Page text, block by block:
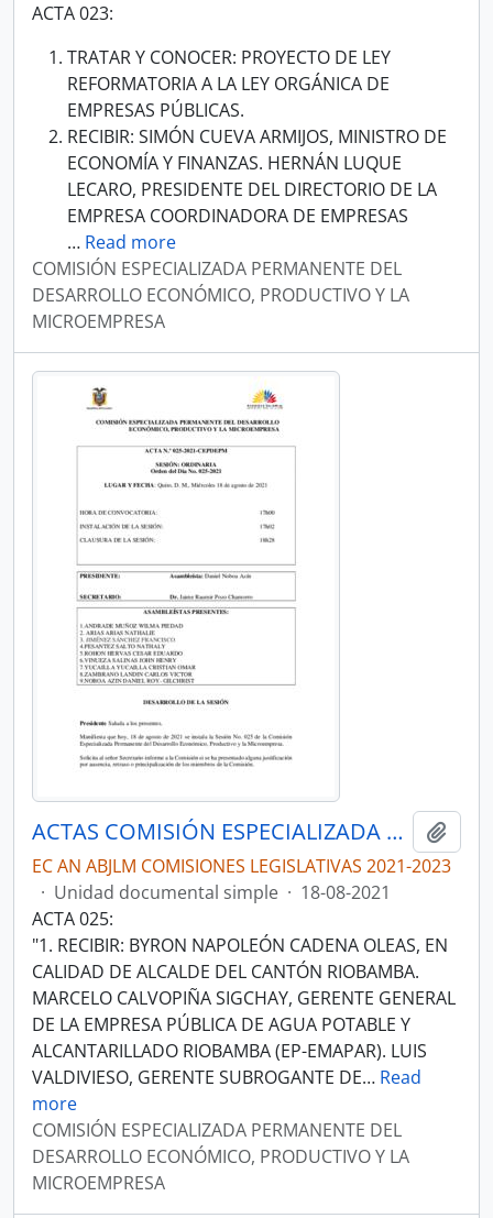
ACTA 023:
TRATAR Y CONOCER: PROYECTO DE LEY
REFORMATORIA A LA LEY ORGÁNICA DE
EMPRESAS PÚBLICAS.
RECIBIR: SIMÓN CUEVA ARMIJOS, MINISTRO DE
ECONOMÍA Y FINANZAS. HERNÁN LUQUE
LECARO, PRESIDENTE DEL DIRECTORIO DE LA
EMPRESA COORDINADORA DE EMPRESAS
… Read more
COMISIÓN ESPECIALIZADA PERMANENTE DEL
DESARROLLO ECONÓMICO, PRODUCTIVO Y LA
MICROEMPRESA
ACTAS COMISIÓN ESPECIALIZADA PERMANENTE DEL DESARROLLO ECONÓMICO, PRODUCTIVO Y LA MICROEMPRESA
EC AN ABJLM COMISIONES LEGISLATIVAS 2021-2023
· Unidad documental simple · 18-08-2021
ACTA 025:
"1. RECIBIR: BYRON NAPOLEÓN CADENA OLEAS, EN
CALIDAD DE ALCALDE DEL CANTÓN RIOBAMBA.
MARCELO CALVOPIÑA SIGCHAY, GERENTE GENERAL
DE LA EMPRESA PÚBLICA DE AGUA POTABLE Y
ALCANTARILLADO RIOBAMBA (EP-EMAPAR). LUIS
VALDIVIESO, GERENTE SUBROGANTE DE… Read
more
COMISIÓN ESPECIALIZADA PERMANENTE DEL
DESARROLLO ECONÓMICO, PRODUCTIVO Y LA
MICROEMPRESA